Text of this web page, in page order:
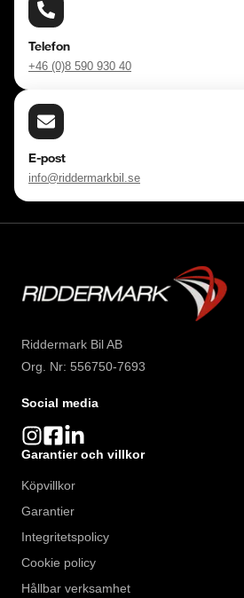
Telefon
+46 (0)8 590 930 40
E-post
info@riddermarkbil.se
Riddermark Bil AB
Org. Nr: 556750-7693
Social media
Garantier och villkor
Köpvillkor
Garantier
Integritetspolicy
Cookie policy
Hållbar verksamhet